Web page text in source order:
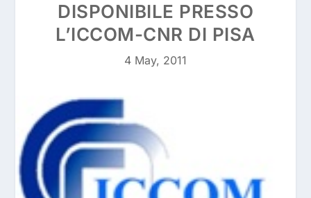
DISPONIBILE PRESSO
L’ICCOM-CNR DI PISA
4 May, 2011